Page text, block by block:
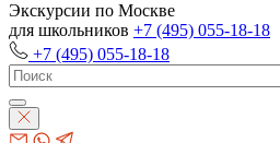
Экскурсии по Москве
для школьников +7 (495) 055-18-18
+7 (495) 055-18-18